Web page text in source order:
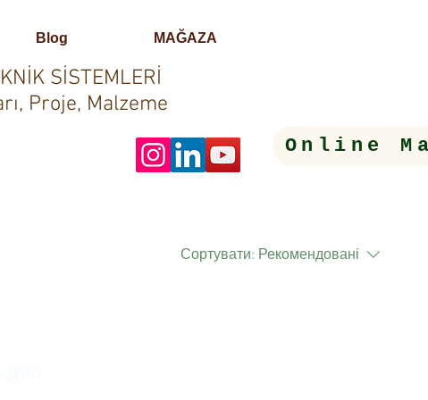
Blog MAĞAZA
SİSTEMLERİ
Proje, Malzeme
Online
Сортувати: Рекомендовані